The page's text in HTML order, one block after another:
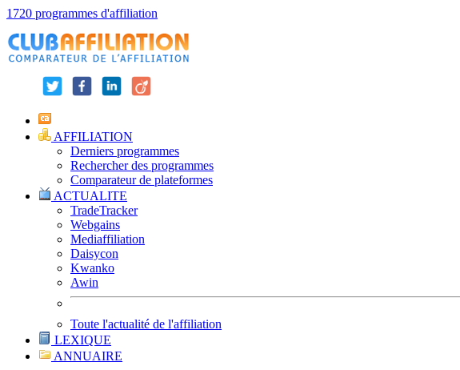
1720 programmes d'affiliation
AFFILIATION
Derniers programmes
Rechercher des programmes
Comparateur de plateformes
ACTUALITE
TradeTracker
Webgains
Mediaffiliation
Daisycon
Kwanko
Awin
Toute l'actualité de l'affiliation
LEXIQUE
ANNUAIRE